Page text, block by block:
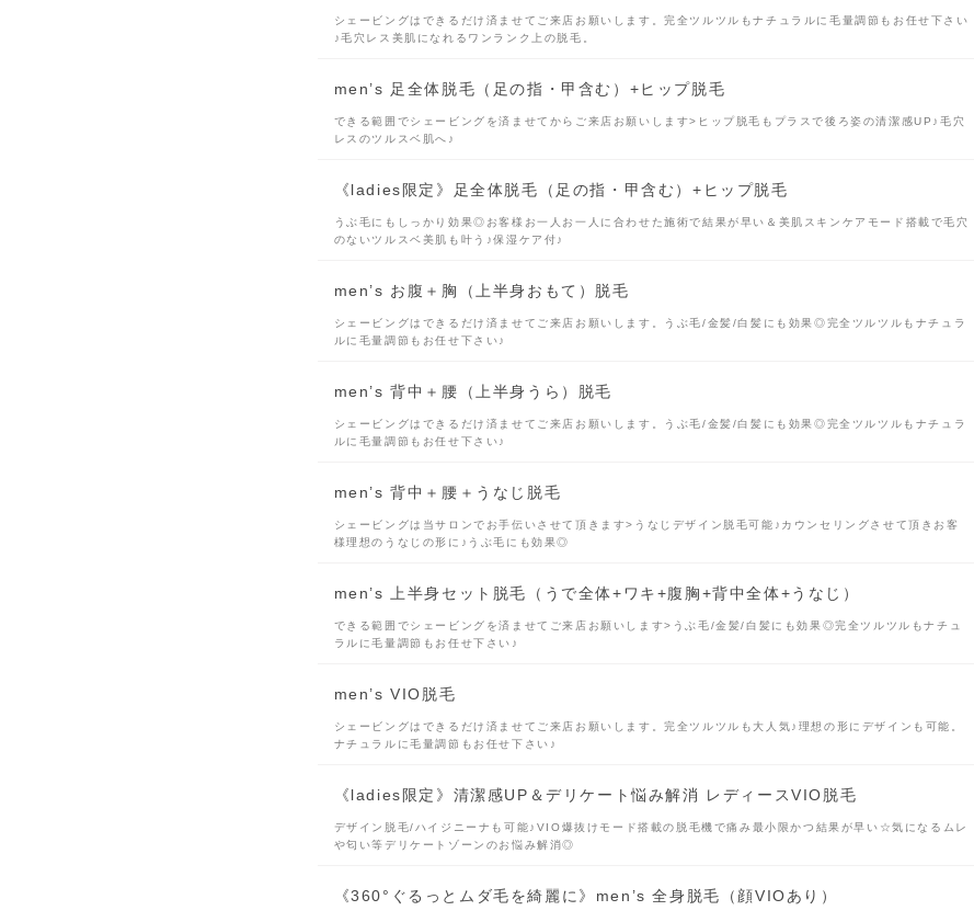
シェービングはできるだけ済ませてご来店お願いします。完全ツルツルもナチュラルに毛量調節もお任せ下さい
♪毛穴レス美肌になれるワンランク上の脱毛。
men’s 足全体脱毛（足の指・甲含む）+ヒップ脱毛
できる範囲でシェービングを済ませてからご来店お願いします>ヒップ脱毛もプラスで後ろ姿の清潔感UP♪毛穴
レスのツルスベ肌へ♪
《ladies限定》足全体脱毛（足の指・甲含む）+ヒップ脱毛
うぶ毛にもしっかり効果◎お客様お一人お一人に合わせた施術で結果が早い＆美肌スキンケアモード搭載で毛穴
のないツルスベ美肌も叶う♪保湿ケア付♪
men’s お腹＋胸（上半身おもて）脱毛
シェービングはできるだけ済ませてご来店お願いします。うぶ毛/金髪/白髪にも効果◎完全ツルツルもナチュラ
ルに毛量調節もお任せ下さい♪
men’s 背中＋腰（上半身うら）脱毛
シェービングはできるだけ済ませてご来店お願いします。うぶ毛/金髪/白髪にも効果◎完全ツルツルもナチュラ
ルに毛量調節もお任せ下さい♪
men’s 背中＋腰＋うなじ脱毛
シェービングは当サロンでお手伝いさせて頂きます>うなじデザイン脱毛可能♪カウンセリングさせて頂きお客
様理想のうなじの形に♪うぶ毛にも効果◎
men’s 上半身セット脱毛（うで全体+ワキ+腹胸+背中全体+うなじ）
できる範囲でシェービングを済ませてご来店お願いします>うぶ毛/金髪/白髪にも効果◎完全ツルツルもナチュ
ラルに毛量調節もお任せ下さい♪
men’s VIO脱毛
シェービングはできるだけ済ませてご来店お願いします。完全ツルツルも大人気♪理想の形にデザインも可能。
ナチュラルに毛量調節もお任せ下さい♪
《ladies限定》清潔感UP＆デリケート悩み解消 レディースVIO脱毛
デザイン脱毛/ハイジニーナも可能♪VIO爆抜けモード搭載の脱毛機で痛み最小限かつ結果が早い☆気になるムレ
や匂い等デリケートゾーンのお悩み解消◎
《360°ぐるっとムダ毛を綺麗に》men’s 全身脱毛（顔VIOあり）